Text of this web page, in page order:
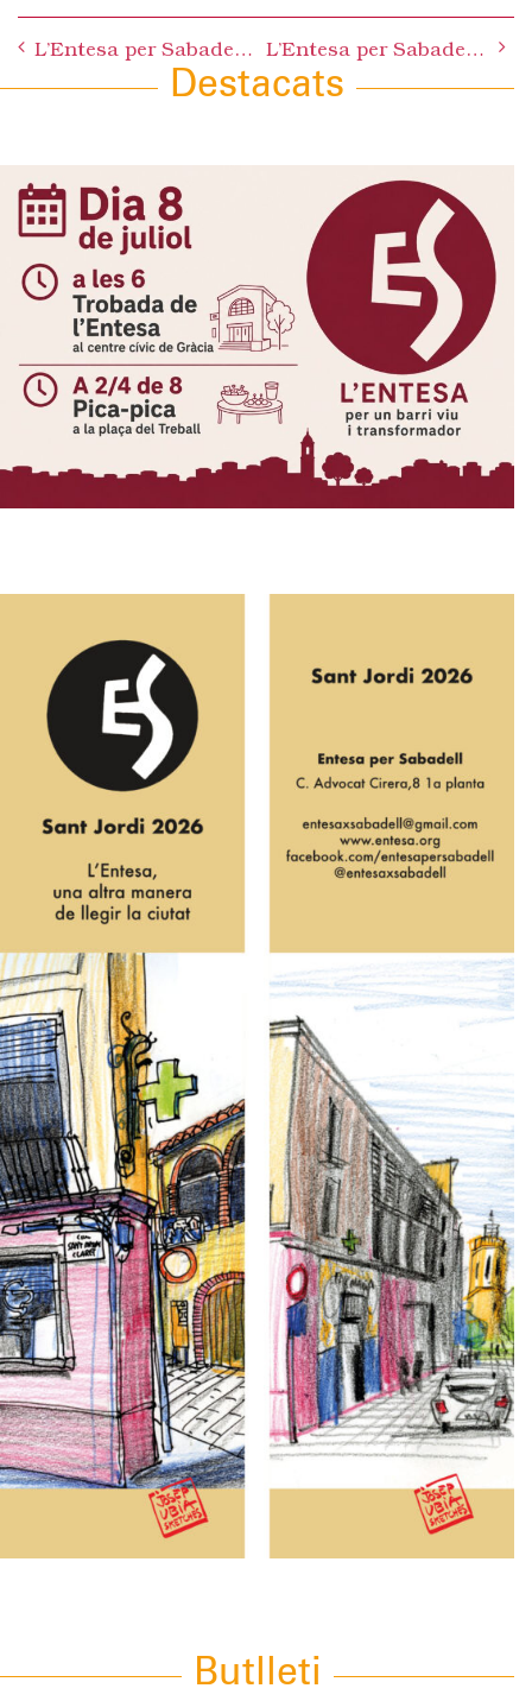
navigation
L’Entesa per Sabadell denuncia el trencament de la Sèquia Monar al seu pas pel Gasoducte L’Entesa per Sabadell denuncia les maniobres del govern del PSC per mantenir el control de la Fundació Barnola
Destacats
Butlleti